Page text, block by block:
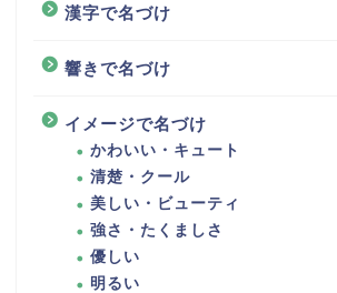
漢字で名づけ
響きで名づけ
イメージで名づけ
かわいい・キュート
清楚・クール
美しい・ビューティ
強さ・たくましさ
優しい
明るい